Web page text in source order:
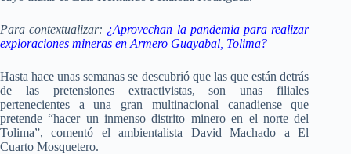
Para contextualizar: ¿Aprovechan la pandemia para realizar
exploraciones mineras en Armero Guayabal, Tolima?
Hasta hace unas semanas se descubrió que las que están detrás
de las pretensiones extractivistas, son unas filiales
pertenecientes a una gran multinacional canadiense que
pretende “hacer un inmenso distrito minero en el norte del
Tolima”, comentó el ambientalista David Machado a El
Cuarto Mosquetero.